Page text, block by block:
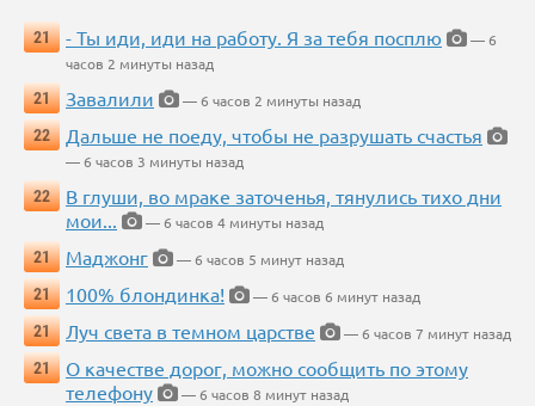
21 - Ты иди, иди на работу. Я за тебя посплю
— 6
часов 2 минуты назад
21
Завалили
— 6 часов 2 минуты назад
22
Дальше не поеду, чтобы не разрушать счастья
— 6 часов 3 минуты назад
22
В глуши, во мраке заточенья, тянулись тихо дни
мои...
— 6 часов 4 минуты назад
21
Маджонг
— 6 часов 5 минут назад
21
100% блондинка!
— 6 часов 6 минут назад
21
Луч света в темном царстве
— 6 часов 7 минут назад
21
О качестве дорог, можно сообщить по этому
телефону
— 6 часов 8 минут назад